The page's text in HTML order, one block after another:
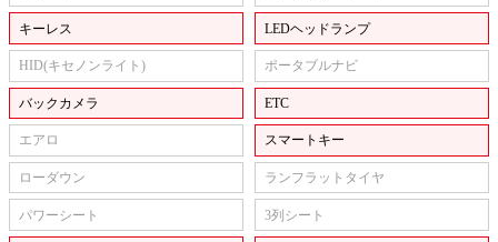
キーレス LEDヘッドランプ
HID(キセノンライト) ポータブルナビ
バックカメラ ETC
エアロ スマートキー
ローダウン ランフラットタイヤ
パワーシート 3列シート